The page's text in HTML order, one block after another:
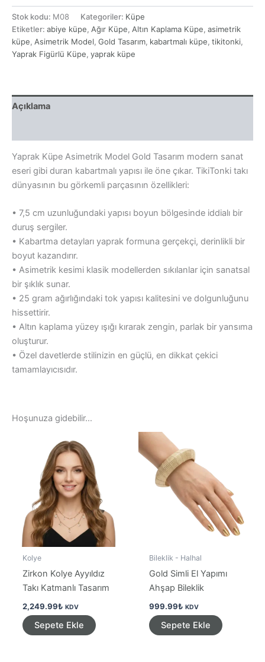
Asimetrik
Model
Gold
Tasarım
adet
Stok kodu: M08 Kategoriler: Küpe
Etiketler: abiye küpe, Ağır Küpe, Altın Kaplama Küpe, asimetrik
küpe, Asimetrik Model, Gold Tasarım, kabartmalı küpe, tikitonki,
Yaprak Figürlü Küpe, yaprak küpe
Açıklama
Yaprak Küpe Asimetrik Model Gold Tasarım modern sanat
eseri gibi duran kabartmalı yapısı ile öne çıkar. TikiTonki takı
dünyasının bu görkemli parçasının özellikleri:
• 7,5 cm uzunluğundaki yapısı boyun bölgesinde iddialı bir
duruş sergiler.
• Kabartma detayları yaprak formuna gerçekçi, derinlikli bir
boyut kazandırır.
• Asimetrik kesimi klasik modellerden sıkılanlar için sanatsal
bir şıklık sunar.
• 25 gram ağırlığındaki tok yapısı kalitesini ve dolgunluğunu
hissettirir.
• Altın kaplama yüzey ışığı kırarak zengin, parlak bir yansıma
oluşturur.
• Özel davetlerde stilinizin en güçlü, en dikkat çekici
tamamlayıcısıdır.
Hoşunuza gidebilir…
Kolye
Zirkon Kolye Ayyıldız
Takı Katmanlı Tasarım
2,249.99₺ KDV
Sepete Ekle
Bileklik - Halhal
Gold Simli El Yapımı
Ahşap Bileklik
999.99₺ KDV
Sepete Ekle